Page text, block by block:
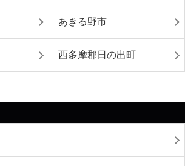
あきる野市
西多摩郡日の出町